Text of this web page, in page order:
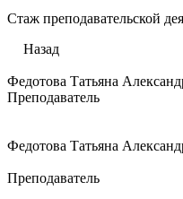
Стаж преподавательской
Назад
Федотова Татьяна
Преподаватель
Федотова Татьяна
Преподаватель